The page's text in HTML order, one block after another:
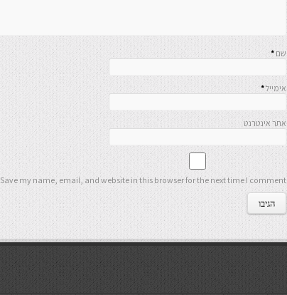
שם *
אימייל*
אתר אינטרנט
Save my name, email, and website in this browser for the next time I comment.